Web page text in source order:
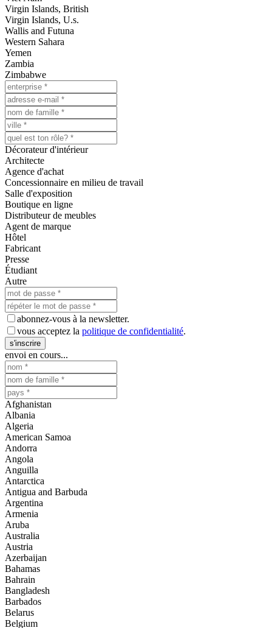
Virgin Islands, British
Virgin Islands, U.s.
Wallis and Futuna
Western Sahara
Yemen
Zambia
Zimbabwe
Décorateur d'intérieur
Architecte
Agence d'achat
Concessionnaire en milieu de travail
Salle d'exposition
Boutique en ligne
Distributeur de meubles
Agent de marque
Hôtel
Fabricant
Presse
Étudiant
Autre
abonnez-vous à la newsletter.
vous acceptez la politique de confidentialité.
s'inscrire
envoi en cours...
Afghanistan
Albania
Algeria
American Samoa
Andorra
Angola
Anguilla
Antarctica
Antigua and Barbuda
Argentina
Armenia
Aruba
Australia
Austria
Azerbaijan
Bahamas
Bahrain
Bangladesh
Barbados
Belarus
Belgium